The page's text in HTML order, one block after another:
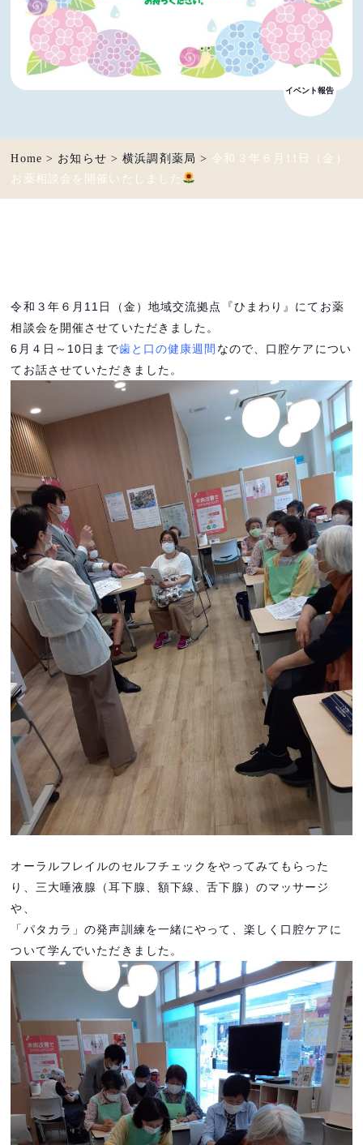
イベント報告
Home > お知らせ >横浜調剤薬局 > 令和３年６月11日（金）
お薬相談会を開催いたしました
令和３年６月11日（金）地域交流拠点『ひまわり』にてお薬
相談会を開催させていただきました。
6月４日～10日まで歯と口の健康週間 なので、口腔ケアについ
てお話させていただきました。
オーラルフレイルのセルフチェックをやってみてもらった
り、三大唾液腺（耳下腺、額下線、舌下腺）のマッサージ
や、
「パタカラ」の発声訓練を一緒にやって、楽しく口腔ケアに
ついて学んでいただきました。